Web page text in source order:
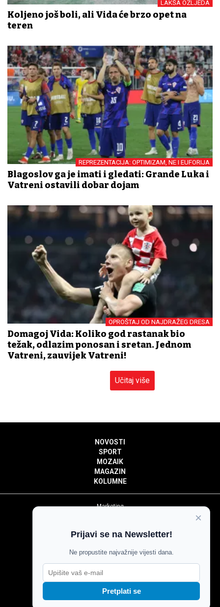
LAKŠA OZLJEDA
Koljeno još boli, ali Vida će brzo opet na
teren
REPREZENTACIJA: OPTIMIZAM, NE I EUFORIJA
Blagoslov ga je imati i gledati: Grande Luka i
Vatreni ostavili dobar dojam
OPROŠTAJ OD NAJDRAŽEG DRESA
Domagoj Vida: Koliko god rastanak bio
težak, odlazim ponosan i sretan. Jednom
Vatreni, zauvijek Vatreni!
Učitaj više
NOVOSTI
SPORT
MOZAIK
MAGAZIN
KOLUMNE
Marketing
Impressum
Pravila komentiranja
Agroglas
×
Prijavi se na Newsletter!
Ne propustite najvažnije vijesti dana.
Pretplati se